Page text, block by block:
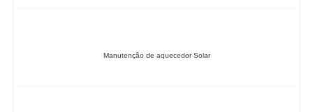
Manutenção de aquecedor Solar